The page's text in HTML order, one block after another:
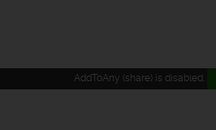
AddToAny (share) is disabled.